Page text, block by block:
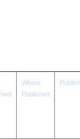
Where
Published